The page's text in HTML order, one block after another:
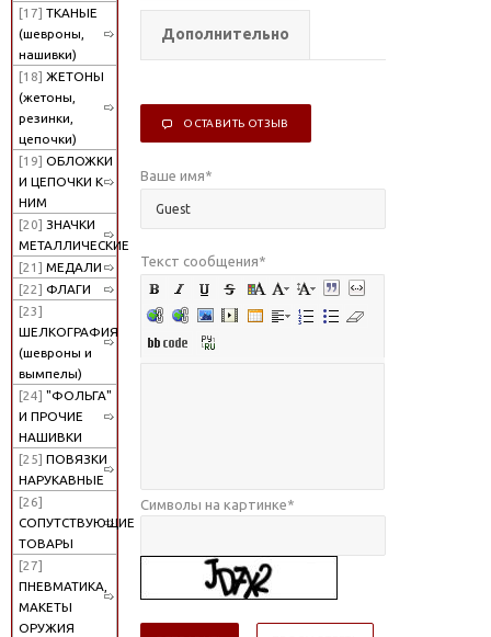
[17] ТКАНЫЕ
(шевроны,
нашивки)
[18] ЖЕТОНЫ
(жетоны,
резинки,
цепочки)
[19] ОБЛОЖКИ
И ЦЕПОЧКИ К
НИМ
[20] ЗНАЧКИ
МЕТАЛЛИЧЕСКИЕ
[21] МЕДАЛИ
[22] ФЛАГИ
[23]
ШЕЛКОГРАФИЯ
(шевроны и
вымпелы)
[24] "ФОЛЬГА"
И ПРОЧИЕ
НАШИВКИ
[25] ПОВЯЗКИ
НАРУКАВНЫЕ
[26]
СОПУТСТВУЮЩИЕ
ТОВАРЫ
[27]
ПНЕВМАТИКА,
МАКЕТЫ
ОРУЖИЯ
Дополнительно
ОСТАВИТЬ ОТЗЫВ
Ваше имя*
Текст сообщения*
Символы на картинке*